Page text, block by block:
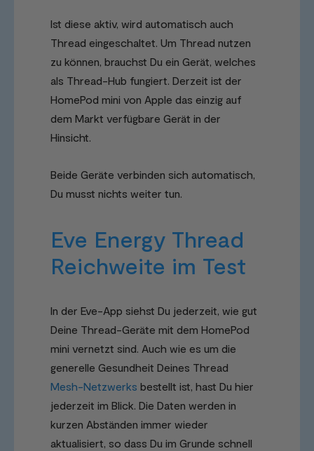
Ist diese aktiv, wird automatisch auch
Thread eingeschaltet. Um Thread nutzen
zu können, brauchst Du ein Gerät, welches
als Thread-Hub fungiert. Derzeit ist der
HomePod mini von Apple das einzig auf
dem Markt verfügbare Gerät in der
Hinsicht.
Beide Geräte verbinden sich automatisch,
Du musst nichts weiter tun.
Eve Energy Thread
Reichweite im Test
In der Eve-App siehst Du jederzeit, wie gut
Deine Thread-Geräte mit dem HomePod
mini vernetzt sind. Auch wie es um die
generelle Gesundheit Deines Thread
Mesh-Netzwerks bestellt ist, hast Du hier
jederzeit im Blick. Die Daten werden in
kurzen Abständen immer wieder
aktualisiert, so dass Du im Grunde schnell